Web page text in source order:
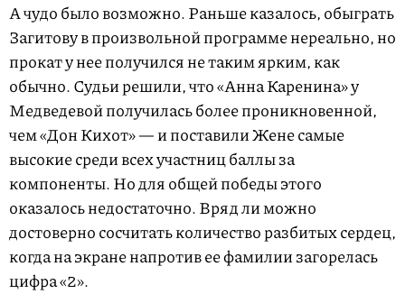
А чудо было возможно. Раньше казалось, обыграть
Загитову в произвольной программе нереально, но
прокат у нее получился не таким ярким, как
обычно. Судьи решили, что «Анна Каренина» у
Медведевой получилась более проникновенной,
чем «Дон Кихот» — и поставили Жене самые
высокие среди всех участниц баллы за
компоненты. Но для общей победы этого
оказалось недостаточно. Вряд ли можно
достоверно сосчитать количество разбитых сердец,
когда на экране напротив ее фамилии загорелась
цифра «2».